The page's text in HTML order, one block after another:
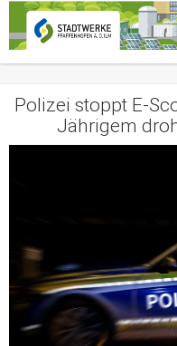
Polizei stoppt E-
Jährigem